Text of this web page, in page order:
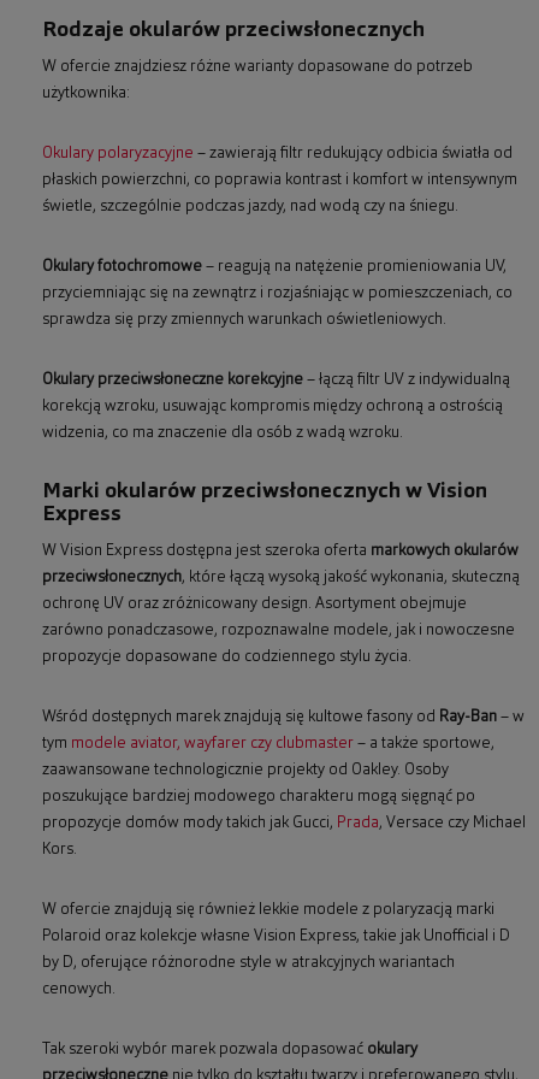
Rodzaje okularów przeciwsłonecznych
W ofercie znajdziesz różne warianty dopasowane do potrzeb
użytkownika:
Okulary polaryzacyjne – zawierają filtr redukujący odbicia światła od
płaskich powierzchni, co poprawia kontrast i komfort w intensywnym
świetle, szczególnie podczas jazdy, nad wodą czy na śniegu.
Okulary fotochromowe – reagują na natężenie promieniowania UV,
przyciemniając się na zewnątrz i rozjaśniając w pomieszczeniach, co
sprawdza się przy zmiennych warunkach oświetleniowych.
Okulary przeciwsłoneczne korekcyjne – łączą filtr UV z indywidualną
korekcją wzroku, usuwając kompromis między ochroną a ostrością
widzenia, co ma znaczenie dla osób z wadą wzroku.
Marki okularów przeciwsłonecznych w Vision
Express
W Vision Express dostępna jest szeroka oferta markowych okularów
przeciwsłonecznych, które łączą wysoką jakość wykonania, skuteczną
ochronę UV oraz zróżnicowany design. Asortyment obejmuje
zarówno ponadczasowe, rozpoznawalne modele, jak i nowoczesne
propozycje dopasowane do codziennego stylu życia.
Wśród dostępnych marek znajdują się kultowe fasony od Ray-Ban – w
tym modele aviator, wayfarer czy clubmaster – a także sportowe,
zaawansowane technologicznie projekty od Oakley. Osoby
poszukujące bardziej modowego charakteru mogą sięgnąć po
propozycje domów mody takich jak Gucci, Prada, Versace czy Michael
Kors.
W ofercie znajdują się również lekkie modele z polaryzacją marki
Polaroid oraz kolekcje własne Vision Express, takie jak Unofficial i D
by D, oferujące różnorodne style w atrakcyjnych wariantach
cenowych.
Tak szeroki wybór marek pozwala dopasować okulary